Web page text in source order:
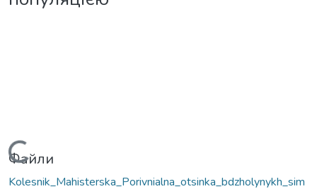
Файли
Kolesnik_Mahisterska_Porivnialna_otsinka_bdzholynykh_sim